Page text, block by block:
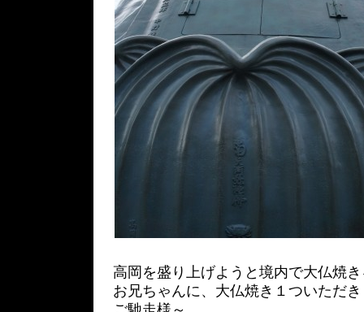
高岡を盛り上げようと境内で大仏焼
お兄ちゃんに、大仏焼き１ついただ